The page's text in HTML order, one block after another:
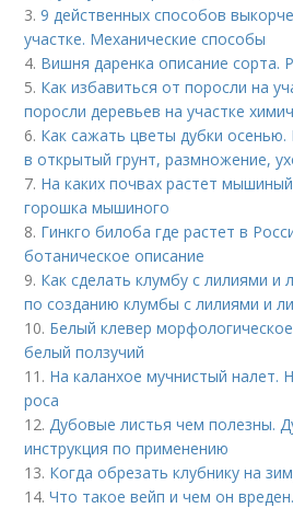
3.9 действенных способов
участке. Механические способы
4. Вишня даренка описание сорта.
5. Как избавиться от поросли на
поросли деревьев на участке
6. Как сажать цветы дубки осенью.
в открытый грунт, размножение,
7. На каких почвах растет
горошка мышиного
8. Гинкго билоба где растет в
ботаническое описание
9. Как сделать клумбу с лилиями и
по созданию клумбы с лилиями и
10. Белый клевер
белый ползучий
11. На каланхое мучнистый налет.
роса
12.Дубовые листья чем полезны.
инструкция по применению
13. Когда обрезать клубнику на
14.Что такое вейп и чем он